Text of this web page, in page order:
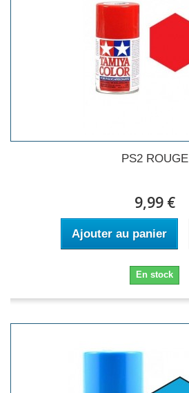
PS2 ROUGE
9,99 €
Ajouter au panier
En stock